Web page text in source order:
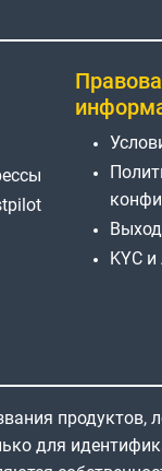
KYC и
продуктов,
для